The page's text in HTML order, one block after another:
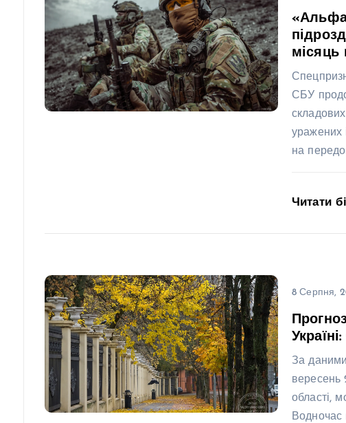
місяць
СБУ
уражених
на
Читати
8 Серпня,
За
вересень
області,
Водночас